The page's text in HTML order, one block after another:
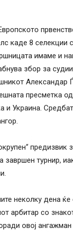
каде 8 селекции
имаме и
збор за
Александар
пресметка
и Украина.
предизвик
завршен турнир,
неколку дена ќе
арбитар со
овој